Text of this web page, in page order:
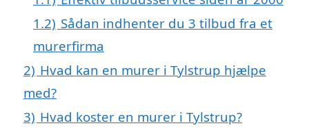
1.2) Sådan indhenter du 3 tilbud fra et
murerfirma
2) Hvad kan en murer i Tylstrup hjælpe
med?
3) Hvad koster en murer i Tylstrup?